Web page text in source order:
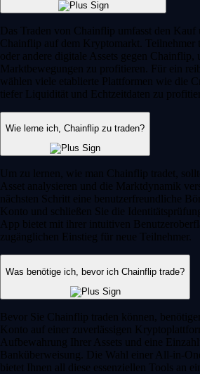
Das Traden von Chainflip umfasst den Kauf
Chainflip auf dem Kryptomarkt. Teilnehmer
oder andere digitale Assets gegen Chainflip,
Marktbewegungen zu profitieren. Für ein
wählen viele etablierte Plattformen wie die
tiefer Liquidität und Echtzeitdaten zu
Wie lerne ich, Chainflip zu traden?
Um zu lernen, wie man Chainflip tradet,
Asset analysieren und die Marktdynamik
nächsten Schritt eine benutzerfreundliche
Konto und schließen Sie die
App bietet mit ihrer intuitiven
zugänglichen Einstieg für neue Teilnehmer.
Was benötige ich, bevor ich Chainflip trade?
Bevor Sie Chainflip traden können,
Konto auf einer zuverlässigen
Aufbewahrung Ihrer Assets und eine
Banküberweisung. Die Wahl einer All-in-
bietet Ihnen all diese essenziellen Tools an